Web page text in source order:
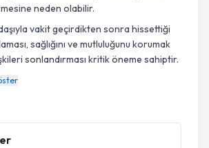
neden olabilir.
vakit geçirdikten sonra hissettiği
sağlığını ve mutluluğunu korumak
sonlandırması kritik öneme sahiptir.